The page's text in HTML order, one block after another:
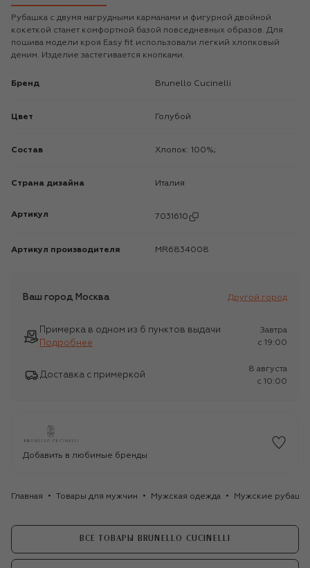
Рубашка с двумя нагрудными карманами и фигурной двойной
кокеткой станет комфортной базой повседневных образов. Для
пошива модели кроя Easy fit использовали легкий хлопковый
деним. Изделие застегивается кнопками.
Бренд Brunello Cucinelli
Цвет Голубой
Состав Хлопок: 100%;
Страна дизайна Италия
Артикул 7031610
Артикул производителя MR6834008
Ваш город Москва Другой город
Примерка в одном из 6 пунктов выдачи
Подробнее
Завтра
c 19:00
Доставка с примеркой
8 августа
c 10:00
Добавить в любимые бренды
Главная Товары для мужчин Мужская одежда Мужские
ВСЕ ТОВАРЫ BRUNELLO CUCINELLI